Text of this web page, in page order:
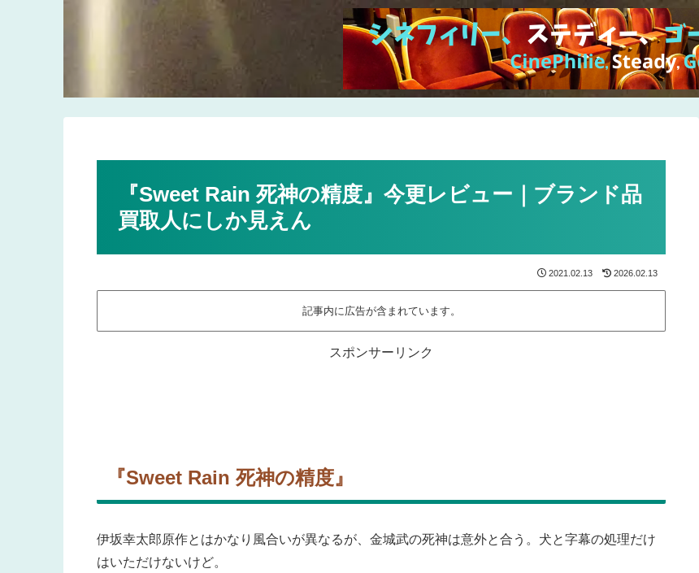
『Sweet Rain 死神の精度』今更レビュー｜ブランド品
買取人にしか見えん
2021.02.13 2026.02.13
記事内に広告が含まれています。
スポンサーリンク
『Sweet Rain 死神の精度』
伊坂幸太郎原作とはかなり風合いが異なるが、金城武の死神は意外と合う。犬と字幕の処理だけ
はいただけないけど。